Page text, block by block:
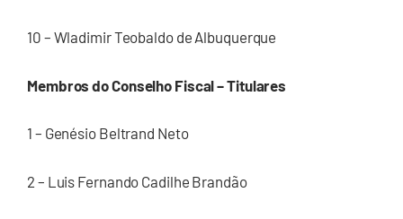
10 – Wladimir Teobaldo de Albuquerque
Membros do Conselho Fiscal – Titulares
1 – Genésio Beltrand Neto
2 – Luis Fernando Cadilhe Brandão